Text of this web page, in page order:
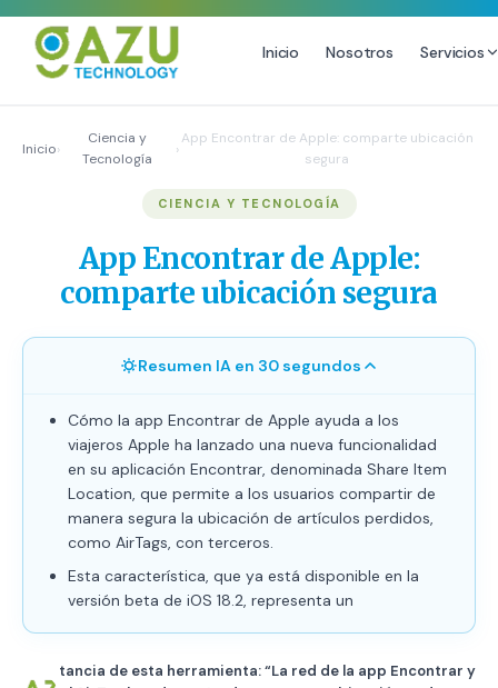
Inicio Nosotros Servicios
Email Marketing y SMS
Growth Youtube ↗
Producción de Videos
Inicio›
Ciencia y
Tecnología
›
App Encontrar de Apple: comparte ubicación
segura
CIENCIA Y TECNOLOGÍA
App Encontrar de Apple:
comparte ubicación segura
Resumen IA en 30 segundos
Cómo la app Encontrar de Apple ayuda a los
viajeros Apple ha lanzado una nueva funcionalidad
en su aplicación Encontrar, denominada Share Item
Location, que permite a los usuarios compartir de
manera segura la ubicación de artículos perdidos,
como AirTags, con terceros.
Esta característica, que ya está disponible en la
versión beta de iOS 18.2, representa un
tancia de esta herramienta: “La red de la app Encontrar y